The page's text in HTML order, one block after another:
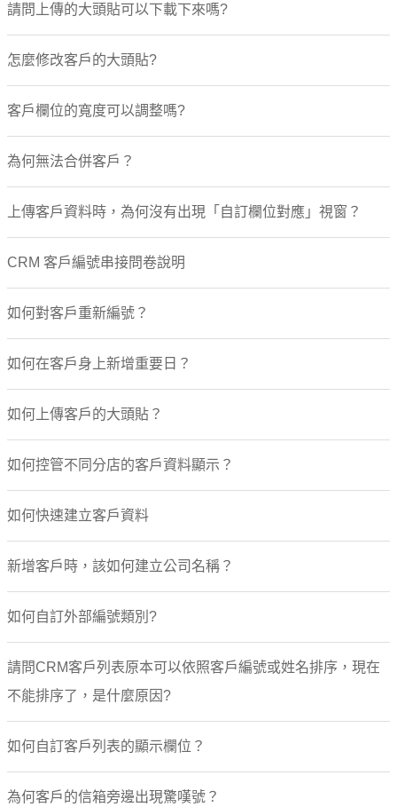
請問上傳的大頭貼可以下載下來嗎?
怎麼修改客戶的大頭貼?
客戶欄位的寬度可以調整嗎?
為何無法合併客戶？
上傳客戶資料時，為何沒有出現「自訂欄位對應」視窗？
CRM 客戶編號串接問卷說明
如何對客戶重新編號？
如何在客戶身上新增重要日？
如何上傳客戶的大頭貼？
如何控管不同分店的客戶資料顯示？
如何快速建立客戶資料
新增客戶時，該如何建立公司名稱？
如何自訂外部編號類別?
請問CRM客戶列表原本可以依照客戶編號或姓名排序，現在
不能排序了，是什麼原因?
如何自訂客戶列表的顯示欄位？
為何客戶的信箱旁邊出現驚嘆號？